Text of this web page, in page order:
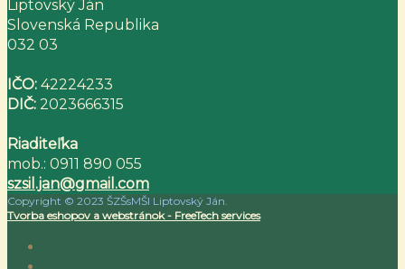
Liptovský Ján
Slovenská Republika
032 03
IČO: 42224233
DIČ: 2023666315
Riaditeľka
mob.: 0911 890 055
szsil.jan@gmail.com
Copyright © 2023 ŠZŠsMŠI Liptovský Ján.
Tvorba eshopov a webstránok - FreeTech services